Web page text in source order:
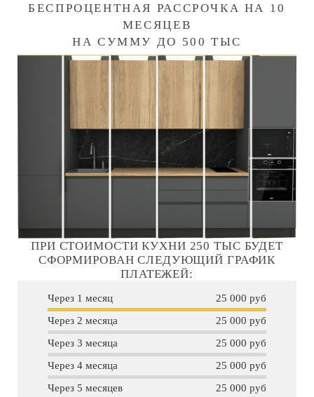
БЕСПРОЦЕНТНАЯ РАССРОЧКА НА 10
МЕСЯЦЕВ
НА СУММУ ДО 500 ТЫС
ПРИ СТОИМОСТИ КУХНИ 250 ТЫС БУДЕТ
СФОРМИРОВАН СЛЕДУЮЩИЙ ГРАФИК
ПЛАТЕЖЕЙ:
Через 1 месяц
25 000 руб
Через 2 месяца
25 000 руб
Через 3 месяца
25 000 руб
Через 4 месяца
25 000 руб
Через 5 месяцев
25 000 руб